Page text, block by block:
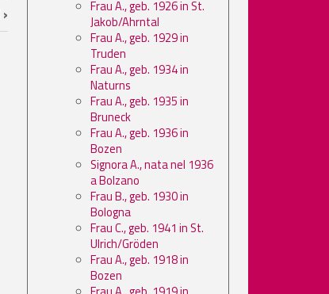
›
Frau A., geb. 1926 in St.
Jakob/Ahrntal
Frau A., geb. 1929 in
Truden
Frau A., geb. 1934 in
Naturns
Frau A., geb. 1935 in
Bruneck
Frau A., geb. 1936 in
Bozen
Signora A., nata nel 1936
a Bolzano
Frau B., geb. 1930 in
Bologna
Frau C., geb. 1941 in St.
Ulrich/Gröden
Frau A., geb. 1918 in
Bozen